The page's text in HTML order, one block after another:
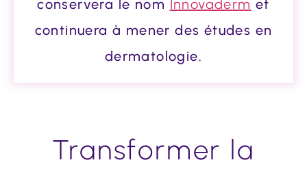
conservera le nom Innovaderm et
continuera à mener des études en
dermatologie.
Transformer la